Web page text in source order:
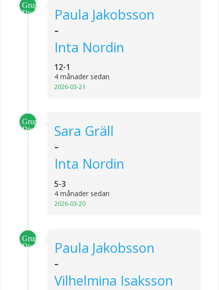
Grupp
Division
Paula Jakobsson
-
Inta Nordin
12-1
4 månader sedan
2026-03-21
Grupp
Division
Sara Gräll
-
Inta Nordin
5-3
4 månader sedan
2026-03-20
Grupp
Division
Paula Jakobsson
-
Vilhelmina Isaksson